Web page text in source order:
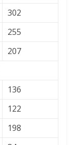
302
255
207
136
122
198